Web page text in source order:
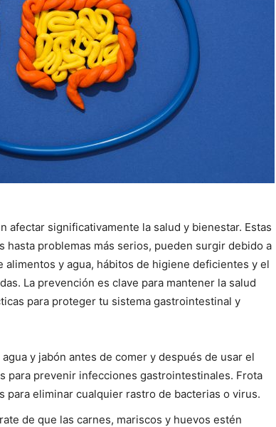
afectar significativamente la salud y bienestar. Estas
problemas más serios, pueden surgir debido a
y agua, hábitos de higiene deficientes y el
La prevención es clave para mantener la salud
para proteger tu sistema gastrointestinal y
y jabón antes de comer y después de usar el
para prevenir infecciones gastrointestinales. Frota
para eliminar cualquier rastro de bacterias o virus.
de que las carnes, mariscos y huevos estén